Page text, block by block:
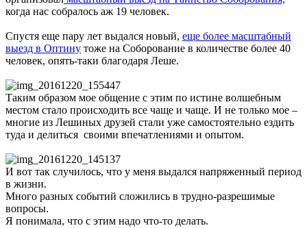
когда нас собралось аж 19 человек.
Спустя еще пару лет выдался новый, еще более масштабный
выезд в Оптину тоже на Соборование в количестве более 40
человек, опять-таки благодаря Леше.
Таким образом мое общение с этим по истине волшебным
местом стало происходить все чаще и чаще. И не только мое –
многие из Лешиных друзей стали уже самостоятельно ездить
туда и делиться своими впечатлениями и опытом.
И вот так случилось, что у меня выдался напряженный период
в жизни.
Много разных событий сложились в трудно-разрешимые
вопросы.
Я понимала, что с этим надо что-то делать.